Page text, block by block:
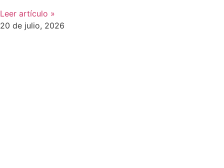
Leer artículo »
20 de julio, 2026